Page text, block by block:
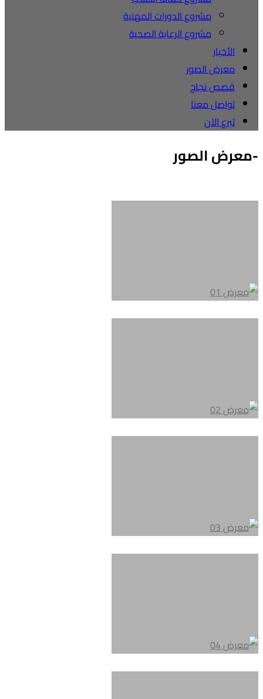
مشروع الدورات المهنية
مشروع الرعاية الصحية
الأخبار
معرض الصور
قصص نجاح
تواصل معنا
تبرع الآن
-معرض الصور